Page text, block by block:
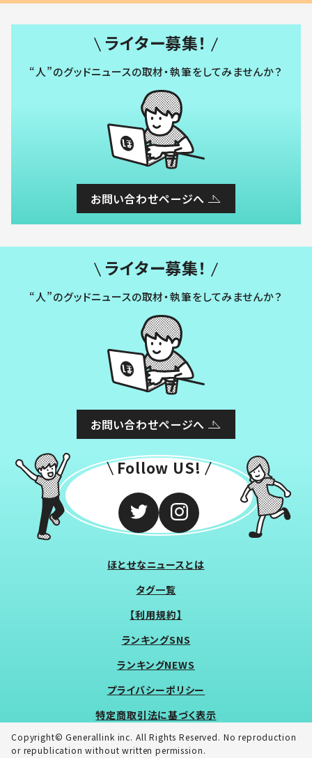
ライター募集！
“人”のグッドニュースの取材・執筆をしてみませんか？
お問い合わせページへ
ライター募集！
“人”のグッドニュースの取材・執筆をしてみませんか？
お問い合わせページへ
Follow US!
ほとせなニュースとは
タグ一覧
【利用規約】
ランキングSNS
ランキングNEWS
プライバシーポリシー
特定商取引法に基づく表示
Copyright© Generallink inc. All Rights Reserved. No reproduction
or republication without written permission.